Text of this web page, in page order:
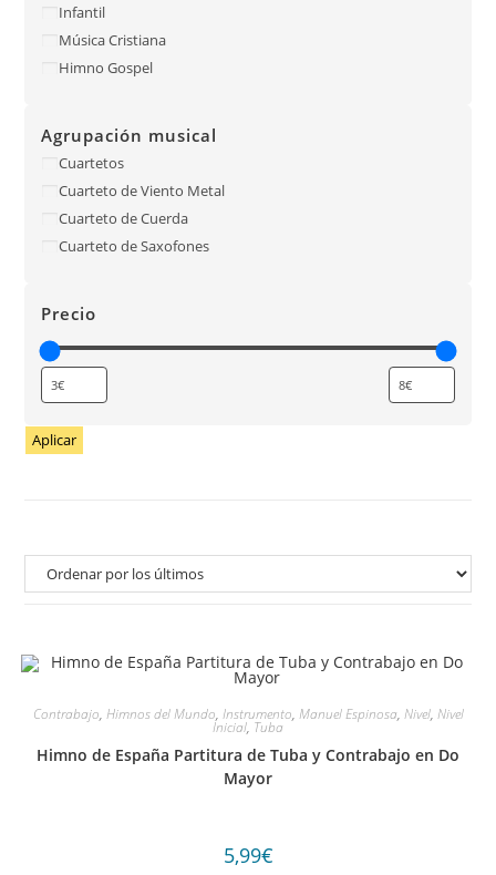
Infantil
Música Cristiana
Himno Gospel
Agrupación musical
Cuartetos
Cuarteto de Viento Metal
Cuarteto de Cuerda
Cuarteto de Saxofones
Precio
Aplicar
Contrabajo, Himnos del Mundo, Instrumento, Manuel Espinosa, Nivel, Nivel
Inicial, Tuba
Himno de España Partitura de Tuba y Contrabajo en Do
Mayor
5,99€